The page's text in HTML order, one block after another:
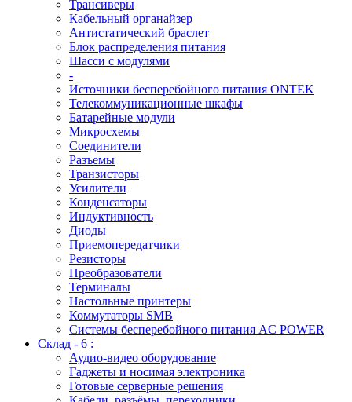
Трансиверы
Кабельный органайзер
Антистатический браслет
Блок распределения питания
Шасси с модулями
-
Источники бесперебойного питания ONTEK
Телекоммуникационные шкафы
Батарейные модули
Микросхемы
Соединители
Разъемы
Транзисторы
Усилители
Конденсаторы
Индуктивность
Диоды
Приемопередатчики
Резисторы
Преобразователи
Терминалы
Настольные принтеры
Коммутаторы SMB
Системы бесперебойного питания AC POWER
Склад - 6 :
Аудио-видео оборудование
Гаджеты и носимая электроника
Готовые серверные решения